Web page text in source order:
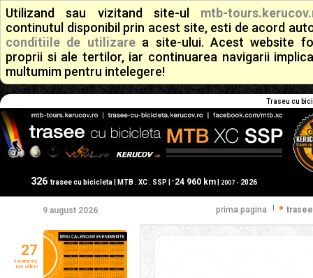
Utilizand sau vizitand site-ul mtb-
continutul disponibil prin acest site, esti de acord
conditiile de utilizarea site-ului. Acest website
proprii si ale tertilor, iar continuarea navigarii
multumim pentru intelegere!
Traseu cu
326 trasee cu bicicleta | MTB . XC . SSP | + 24 960 km| 2007 - 2026
9 august 2026 prima pagina
27
evenimente
ture ciclism